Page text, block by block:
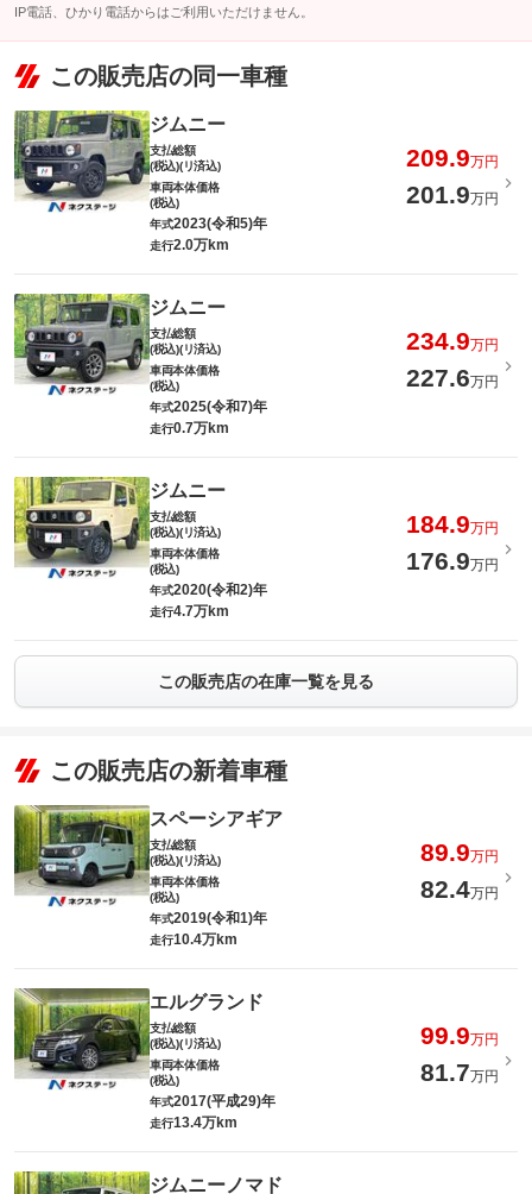
IP電話、ひかり電話からはご利用いただけません。
この販売店の同一車種
ジムニー
支払総額
(税込)(リ済込)
209.9万円
車両本体価格
(税込)
201.9万円
年式2023(令和5)年
走行2.0万km
ジムニー
支払総額
(税込)(リ済込)
234.9万円
車両本体価格
(税込)
227.6万円
年式2025(令和7)年
走行0.7万km
ジムニー
支払総額
(税込)(リ済込)
184.9万円
車両本体価格
(税込)
176.9万円
年式2020(令和2)年
走行4.7万km
この販売店の在庫一覧を見る
この販売店の新着車種
スペーシアギア
支払総額
(税込)(リ済込)
89.9万円
車両本体価格
(税込)
82.4万円
年式2019(令和1)年
走行10.4万km
エルグランド
支払総額
(税込)(リ済込)
99.9万円
車両本体価格
(税込)
81.7万円
年式2017(平成29)年
走行13.4万km
ジムニーノマド